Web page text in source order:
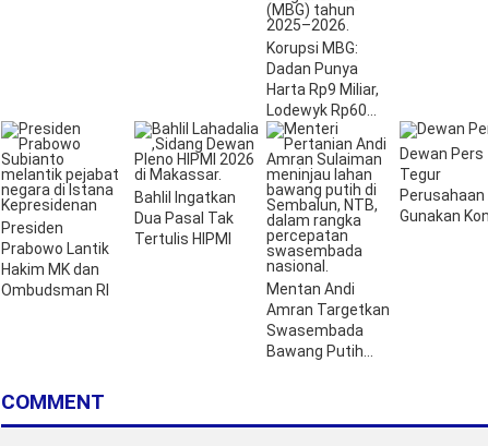
Korupsi MBG:
Dadan Punya
Harta Rp9 Miliar,
Lodewyk Rp60
Miliar
Presiden
Prabowo Lantik
Hakim MK dan
Ombudsman RI
Bahlil Ingatkan
Dua Pasal Tak
Tertulis HIPMI
Mentan Andi
Amran Targetkan
Swasembada
Bawang Putih
Dewan Pers
Tegur
Perusahaan
Gunakan
COMMENT